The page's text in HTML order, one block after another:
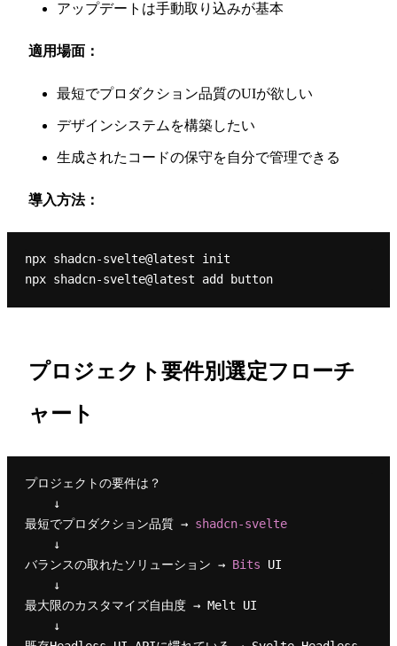
アップデートは手動取り込みが基本
適用場面：
最短でプロダクション品質のUIが欲しい
デザインシステムを構築したい
生成されたコードの保守を自分で管理できる
導入方法：
npx shadcn-svelte@latest init
npx shadcn-svelte@latest add button
プロジェクト要件別選定フローチ
ャート
プロジェクトの要件は？
最短でプロダクション品質 →
shadcn-svelte
バランスの取れたソリューション → Bits UI
最大限のカスタマイズ自由度 → Melt UI